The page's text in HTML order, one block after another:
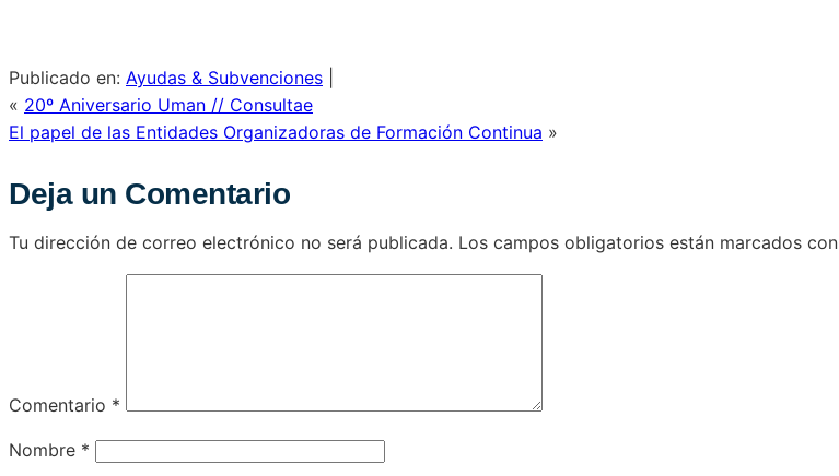
Publicado en: Ayudas & Subvenciones
« 20º Aniversario Uman // Consultae
El papel de las Entidades Organizadoras de Formación Continua »
Deja un Comentario
Tu dirección de correo electrónico no será publicada. Los campos obligatorios están marcados con
Comentario *
Nombre *